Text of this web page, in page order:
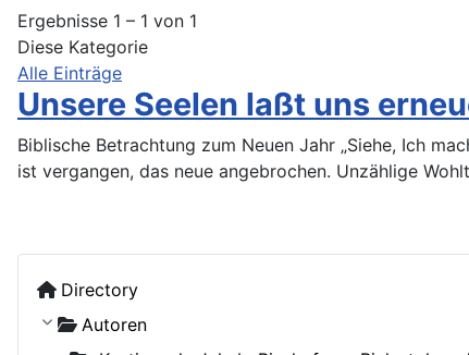
Directory
Autoren
Ergebnisse 1 – 1 von 1
Diese Kategorie
Alle Einträge
Unsere Seelen laßt uns
Biblische Betrachtung zum Neuen Jahr „Siehe, Ich
ist vergangen, das neue angebrochen. Unzählige